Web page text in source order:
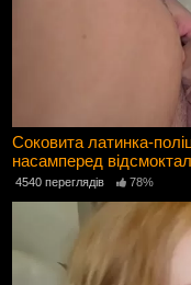
Соковита латинка-
насамперед
4540 переглядів 78%